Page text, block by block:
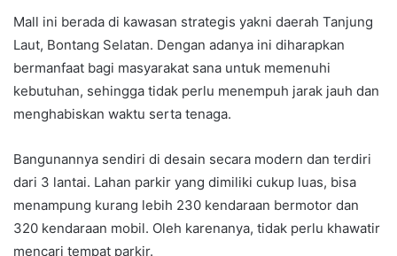
Mall ini berada di kawasan strategis yakni daerah Tanjung
Laut, Bontang Selatan. Dengan adanya ini diharapkan
bermanfaat bagi masyarakat sana untuk memenuhi
kebutuhan, sehingga tidak perlu menempuh jarak jauh dan
menghabiskan waktu serta tenaga.
Bangunannya sendiri di desain secara modern dan terdiri
dari 3 lantai. Lahan parkir yang dimiliki cukup luas, bisa
menampung kurang lebih 230 kendaraan bermotor dan
320 kendaraan mobil. Oleh karenanya, tidak perlu khawatir
mencari tempat parkir.